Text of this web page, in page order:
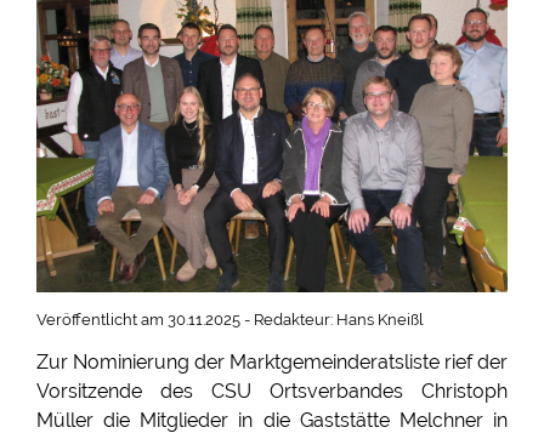
Veröffentlicht am 30.11.2025 - Redakteur: Hans Kneißl
Zur Nominierung der Marktgemeinderatsliste rief der
Vorsitzende des CSU Ortsverbandes Christoph
Müller die Mitglieder in die Gaststätte Melchner in